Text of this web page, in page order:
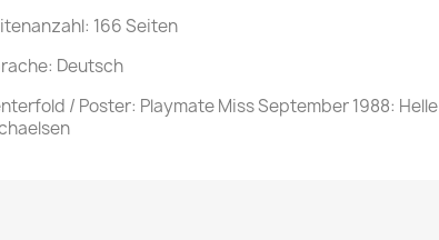
166 Seiten
Deutsch
/ Poster: Playmate Miss September 1988: Helle